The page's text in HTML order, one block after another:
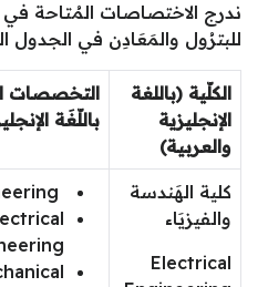
ندرج الاختصاصات المُتاحة
للبترُول والمَعَادِن في الجدول
الكلّية (باللغة
الإنجليزية
والعربية)
التخصصات
باللّغَة
كلية الهَندسة
والفيزيَاء
Electrical